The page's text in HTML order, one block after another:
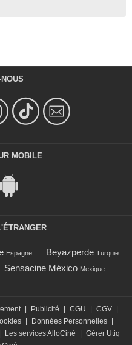
MOBILE
Espagne Beyazperde Turquie
Sensacine México Mexique
| Publicité | CGU | CGV |
| Données Personnelles |
Les services AlloCiné | Gérer Utiq